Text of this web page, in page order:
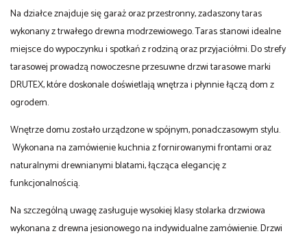
Na działce znajduje się garaż oraz przestronny, zadaszony taras
wykonany z trwałego drewna modrzewiowego. Taras stanowi idealne
miejsce do wypoczynku i spotkań z rodziną oraz przyjaciółmi. Do strefy
tarasowej prowadzą nowoczesne przesuwne drzwi tarasowe marki
DRUTEX, które doskonale doświetlają wnętrza i płynnie łączą dom z
ogrodem.
Wnętrze domu zostało urządzone w spójnym, ponadczasowym stylu.
Wykonana na zamówienie kuchnia z fornirowanymi frontami oraz
naturalnymi drewnianymi blatami, łącząca elegancję z
funkcjonalnością.
Na szczególną uwagę zasługuje wysokiej klasy stolarka drzwiowa
wykonana z drewna jesionowego na indywidualne zamówienie. Drzwi